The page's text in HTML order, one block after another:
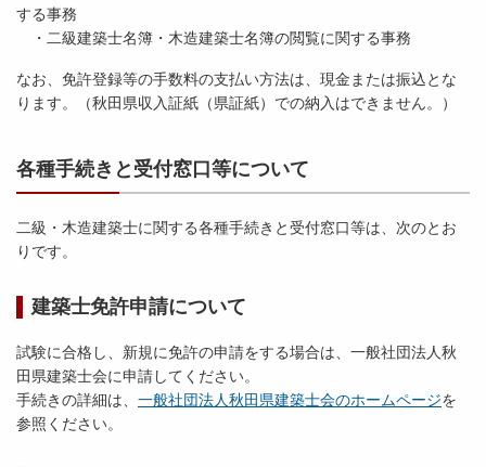
する事務
・二級建築士名簿・木造建築士名簿の閲覧に関する事務
なお、免許登録等の手数料の支払い方法は、現金または振込とな
ります。（秋田県収入証紙（県証紙）での納入はできません。）
各種手続きと受付窓口等について
二級・木造建築士に関する各種手続きと受付窓口等は、次のとお
りです。
建築士免許申請について
試験に合格し、新規に免許の申請をする場合は、一般社団法人秋
田県建築士会に申請してください。
手続きの詳細は、 一般社団法人秋田県建築士会のホームページを
参照ください。